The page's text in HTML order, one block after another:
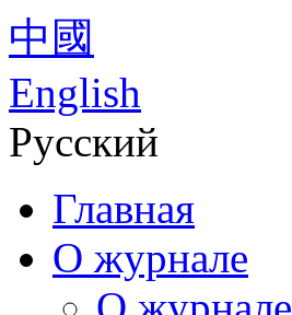
中國
English
Русский
Главная
О журнале